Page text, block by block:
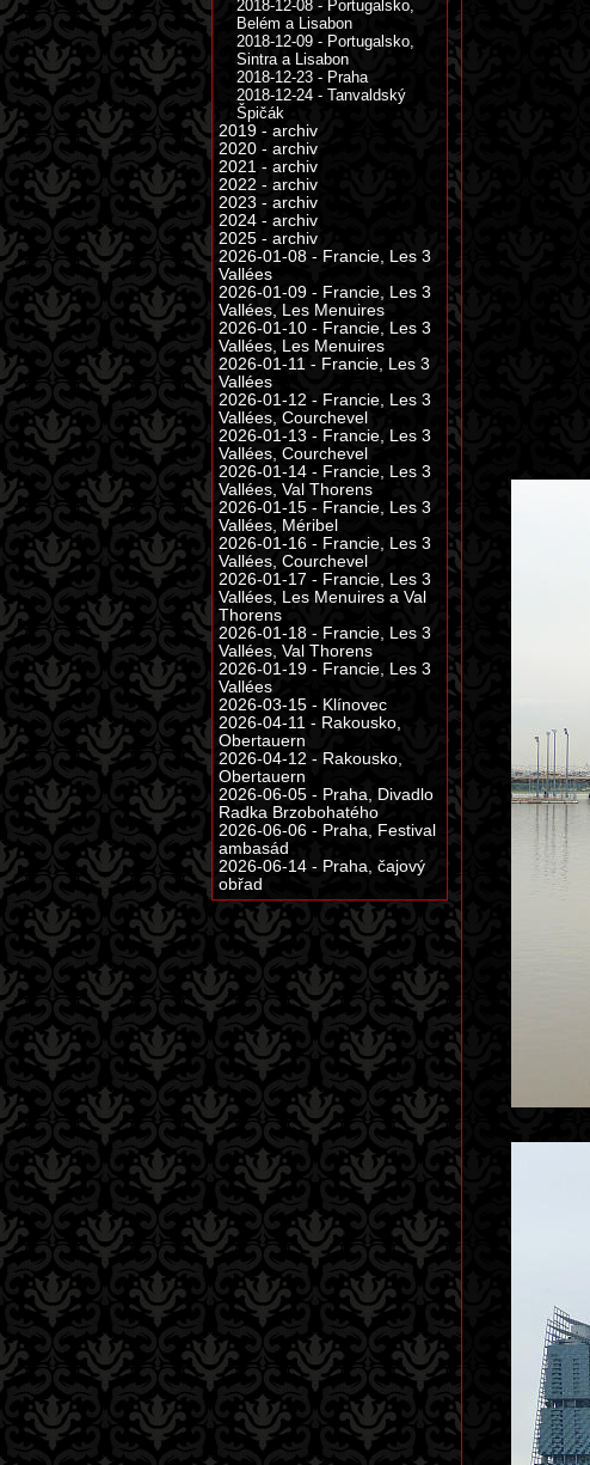
2018-12-08 - Portugalsko,
Belém a Lisabon
2018-12-09 - Portugalsko,
Sintra a Lisabon
2018-12-23 - Praha
2018-12-24 - Tanvaldský
Špičák
2019 - archiv
2020 - archiv
2021 - archiv
2022 - archiv
2023 - archiv
2024 - archiv
2025 - archiv
2026-01-08 - Francie, Les 3
Vallées
2026-01-09 - Francie, Les 3
Vallées, Les Menuires
2026-01-10 - Francie, Les 3
Vallées, Les Menuires
2026-01-11 - Francie, Les 3
Vallées
2026-01-12 - Francie, Les 3
Vallées, Courchevel
2026-01-13 - Francie, Les 3
Vallées, Courchevel
2026-01-14 - Francie, Les 3
Vallées, Val Thorens
2026-01-15 - Francie, Les 3
Vallées, Méribel
2026-01-16 - Francie, Les 3
Vallées, Courchevel
2026-01-17 - Francie, Les 3
Vallées, Les Menuires a Val
Thorens
2026-01-18 - Francie, Les 3
Vallées, Val Thorens
2026-01-19 - Francie, Les 3
Vallées
2026-03-15 - Klínovec
2026-04-11 - Rakousko,
Obertauern
2026-04-12 - Rakousko,
Obertauern
2026-06-05 - Praha, Divadlo
Radka Brzobohatého
2026-06-06 - Praha, Festival
ambasád
2026-06-14 - Praha, čajový
obřad